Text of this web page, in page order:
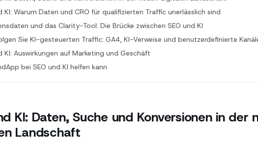
KI: Warum Daten und CRO für qualifizierten Traffic unerlässlich sind
und das Clarity-Tool: Die Brücke zwischen SEO und KI
Sie KI-gesteuerten Traffic: GA4, KI-Verweise und benutzerdefinierte
KI: Auswirkungen auf Marketing und Geschäft
bei SEO und KI helfen kann
KI: Daten, Suche und Konversionen in der
Landschaft